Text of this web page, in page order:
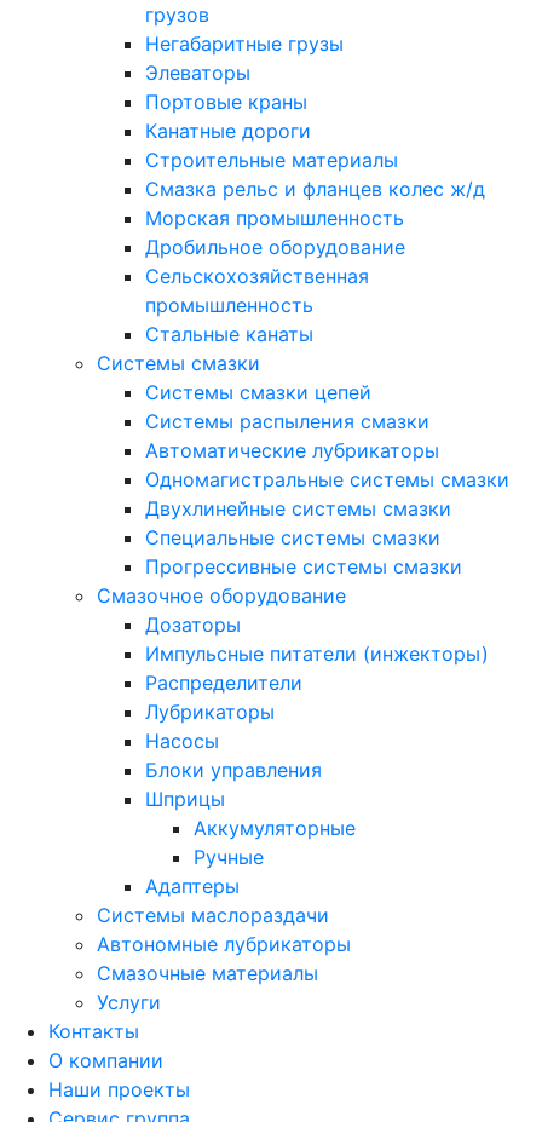
грузов
Негабаритные грузы
Элеваторы
Портовые краны
Канатные дороги
Строительные материалы
Смазка рельс и фланцев колес ж/д
Морская промышленность
Дробильное оборудование
Сельскохозяйственная
промышленность
Стальные канаты
Системы смазки
Системы смазки цепей
Системы распыления смазки
Автоматические лубрикаторы
Одномагистральные системы смазки
Двухлинейные системы смазки
Специальные системы смазки
Прогрессивные системы смазки
Смазочное оборудование
Дозаторы
Импульсные питатели (инжекторы)
Распределители
Лубрикаторы
Насосы
Блоки управления
Шприцы
Аккумуляторные
Ручные
Адаптеры
Системы маслораздачи
Автономные лубрикаторы
Смазочные материалы
Услуги
Контакты
О компании
Наши проекты